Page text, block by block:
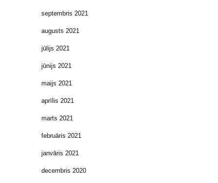
septembris 2021
augusts 2021
jūlijs 2021
jūnijs 2021
maijs 2021
aprīlis 2021
marts 2021
februāris 2021
janvāris 2021
decembris 2020